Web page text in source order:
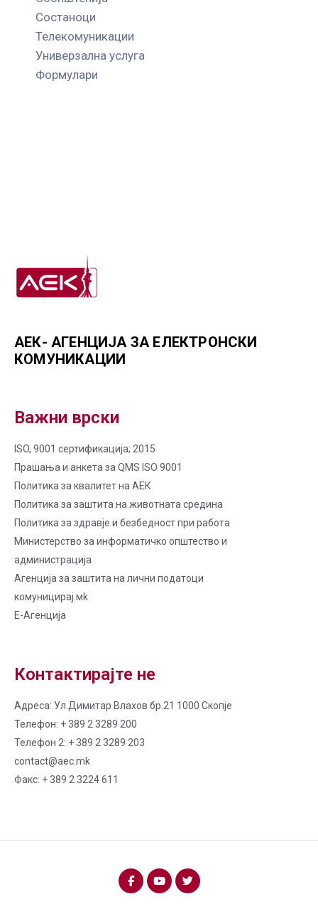
Состаноци
Телекомуникации
Универзална услуга
Формулари
АЕК- АГЕНЦИЈА ЗА ЕЛЕКТРОНСКИ
КОМУНИКАЦИИ
Важни врски
ISO, 9001 сертификација; 2015
Прашања и анкета за QMS ISO 9001
Политика за квалитет на AЕК
Политика за заштита на животната средина
Политика за здравје и безбедност при работа
Министерство за информатичко општество и
администрација
Агенција за заштита на лични податоци
комуницирај.мk
Е-Агенција
Контактирајте не
Адреса: Ул.Димитар Влахов бр.21 1000 Скопје
Телефон: + 389 2 3289 200
Телефон 2: + 389 2 3289 203
contact@aec.mk
Факс: + 389 2 3224 611